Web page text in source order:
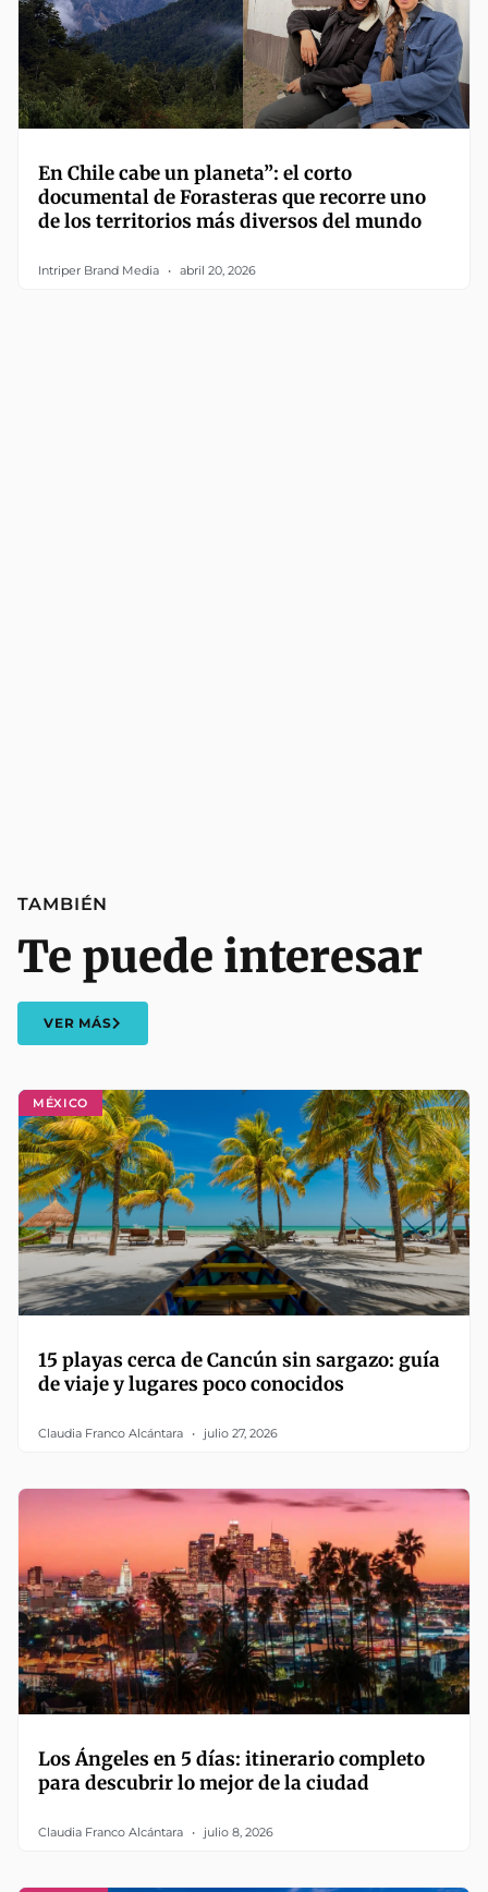
En Chile cabe un planeta”: el corto
documental de Forasteras que recorre uno
de los territorios más diversos del mundo
Intriper Brand Media abril 20, 2026
MÉXICO
15 playas cerca de Cancún sin sargazo: guía
de viaje y lugares poco conocidos
Claudia Franco Alcántara julio 27, 2026
Los Ángeles en 5 días: itinerario completo
para descubrir lo mejor de la ciudad
Claudia Franco Alcántara julio 8, 2026
TAMBIÉN
Te puede interesar
VER MÁS